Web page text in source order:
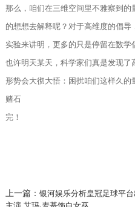
那么，咱们在三维空间里不雅察到
的想想去解释呢？对于高维度的倡
实验来讲明，更多的只是停留在数学
也许明天某天，科学家们真是发现
形势会大彻大悟：困扰咱们这样久的
赌石
完！
上一篇： 银河娱乐分析皇冠足球平